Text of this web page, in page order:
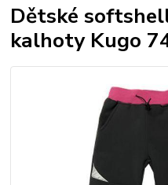
Dětské
kalhoty Kugo